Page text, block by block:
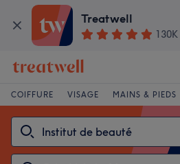
Treatwell
130K
COIFFURE VISAGE MAINS & PIEDS